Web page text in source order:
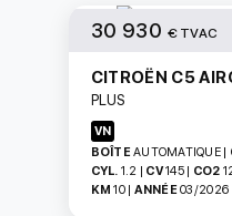
30 930 € TVAC
CITROËN C5
PLUS
VN
BOÎTEAUTOMATIQUE |
CYL. 1.2 | CV145 | CO2
KM 10 | ANNÉE03/2026